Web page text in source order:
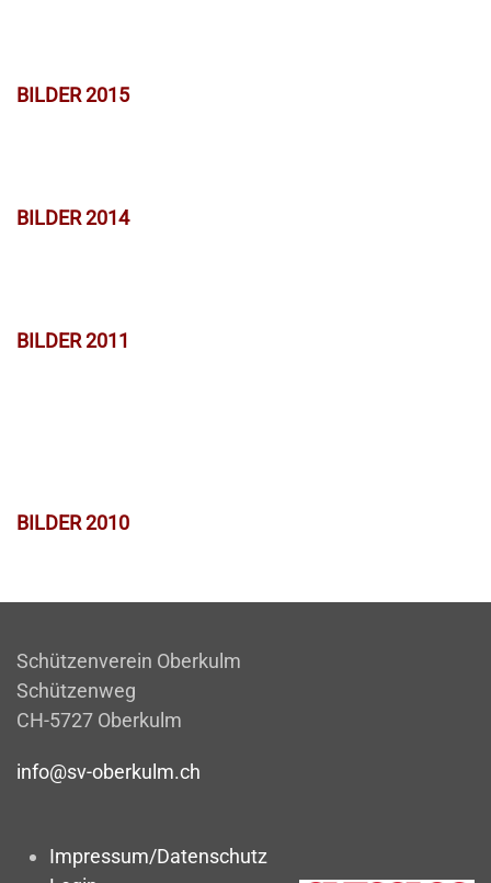
BILDER 2015
BILDER 2014
BILDER 2011
BILDER 2010
Schützenverein Oberkulm
Schützenweg
CH-5727 Oberkulm
info@sv-oberkulm.ch
Impressum/Datenschutz